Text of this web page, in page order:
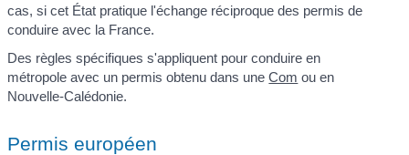
cas, si cet État pratique l'échange réciproque des permis de
conduire avec la France.
Des règles spécifiques s'appliquent pour conduire en
métropole avec un permis obtenu dans uneCom ou en
Nouvelle-Calédonie.
Permis européen